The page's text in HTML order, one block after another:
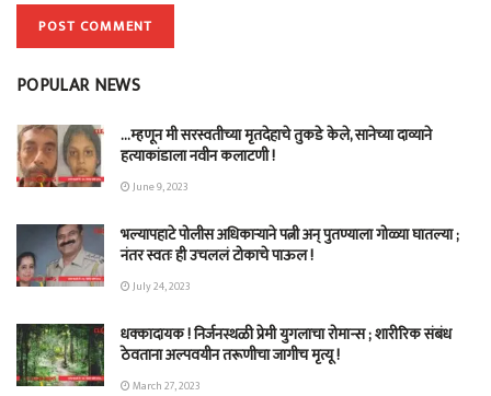
POPULAR NEWS
…म्हणून मी सरस्वतीच्या मृतदेहाचे तुकडे केले, सानेच्या दाव्याने
हत्याकांडाला नवीन कलाटणी !
June 9, 2023
भल्यापहाटे पोलीस अधिकाऱ्याने पत्नी अन् पुतण्याला गोळ्या घातल्या ;
नंतर स्वतः ही उचललं टोकाचे पाऊल !
July 24, 2023
धक्कादायक ! निर्जनस्थळी प्रेमी युगलाचा रोमान्स ; शारीरिक संबंध
ठेवताना अल्पवयीन तरूणीचा जागीच मृत्यू !
March 27, 2023